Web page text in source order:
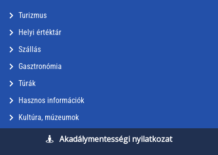
Turizmus
Helyi értéktár
Szállás
Gasztronómia
Túrák
Hasznos információk
Kultúra, múzeumok
Akadálymentességi nyilatkozat